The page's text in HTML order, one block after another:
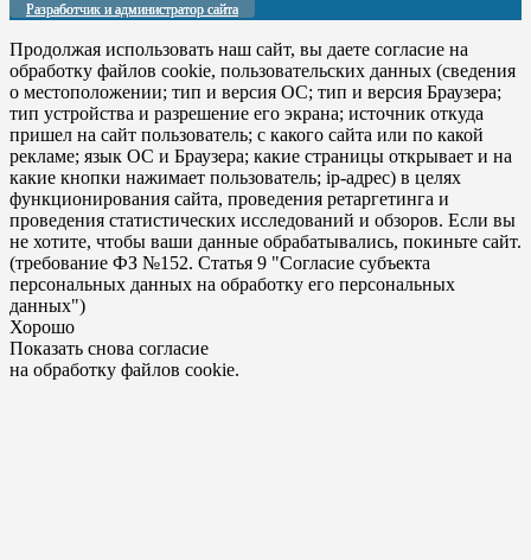
Разработчик и администратор сайта
Продолжая использовать наш сайт, вы даете согласие на
обработку файлов cookie, пользовательских данных (сведения
о местоположении; тип и версия ОС; тип и версия Браузера;
тип устройства и разрешение его экрана; источник откуда
пришел на сайт пользователь; с какого сайта или по какой
рекламе; язык ОС и Браузера; какие страницы открывает и на
какие кнопки нажимает пользователь; ip-адрес) в целях
функционирования сайта, проведения ретаргетинга и
проведения статистических исследований и обзоров. Если вы
не хотите, чтобы ваши данные обрабатывались, покиньте сайт.
(требование ФЗ №152. Статья 9 "Согласие субъекта
персональных данных на обработку его персональных
данных")
Хорошо
Показать снова согласие
на обработку файлов cookie.